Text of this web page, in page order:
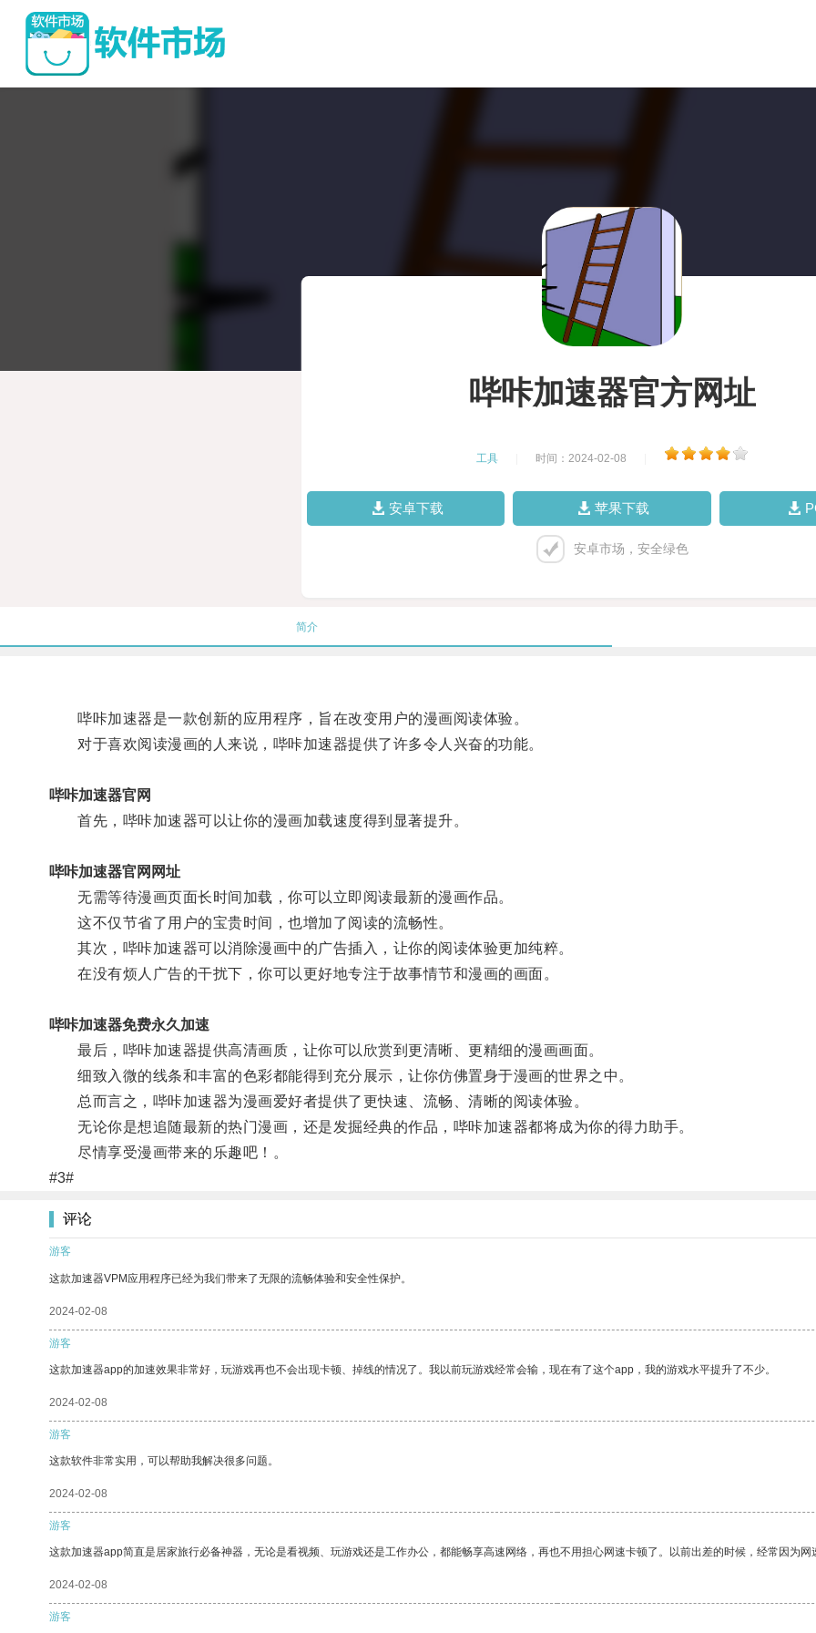
哔咔加速器官方网址
工具 时间：2024-02-08
安卓下载 苹果下载
安卓市场，安全绿色
简介
哔咔加速器是一款创新的应用程序，旨在改变用户的漫画阅读体验。
对于喜欢阅读漫画的人来说，哔咔加速器提供了许多令人兴奋的功能。
哔咔加速器官网
首先，哔咔加速器可以让你的漫画加载速度得到显著提升。
哔咔加速器官网网址
无需等待漫画页面长时间加载，你可以立即阅读最新的漫画作品。
这不仅节省了用户的宝贵时间，也增加了阅读的流畅性。
其次，哔咔加速器可以消除漫画中的广告插入，让你的阅读体验更加纯粹。
在没有烦人广告的干扰下，你可以更好地专注于故事情节和漫画的画面。
哔咔加速器免费永久加速
最后，哔咔加速器提供高清画质，让你可以欣赏到更清晰、更精细的漫画画面。
细致入微的线条和丰富的色彩都能得到充分展示，让你仿佛置身于漫画的世界之中。
总而言之，哔咔加速器为漫画爱好者提供了更快速、流畅、清晰的阅读体验。
无论你是想追随最新的热门漫画，还是发掘经典的作品，哔咔加速器都将成为你的得力助手。
尽情享受漫画带来的乐趣吧！。
#3#
评论
游客
这款加速器VPM应用程序已经为我们带来了无限的流畅体验和安全性保护。
2024-02-08
游客
这款加速器app的加速效果非常好，玩游戏再也不会出现卡顿、掉线的情况了。我以前玩游戏经常会输，现在有了这个app，我的游戏水平提升了不少。
2024-02-08
游客
这款软件非常实用，可以帮助我解决很多问题。
2024-02-08
游客
这款加速器app简直是居家旅行必备神器，无论是看视频、玩游戏还是工作办公，都能畅享高速网络，再也不用担心网速卡顿了。以前出差的时候，经常因为
2024-02-08
游客